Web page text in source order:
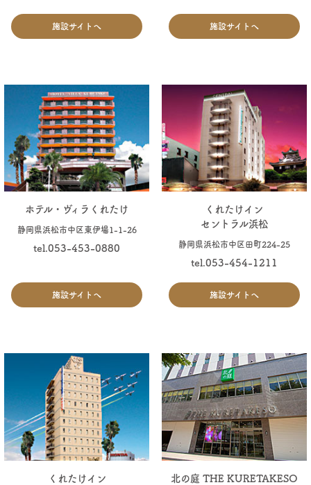
施設サイトへ 施設サイトへ
ホテル・ヴィラくれたけ
静岡県浜松市中区東伊場1-1-26
tel.053-453-0880
施設サイトへ
くれたけイン
セントラル浜松
静岡県浜松市中区田町224-25
tel.053-454-1211
施設サイトへ
くれたけイン
北の庭 THE KURETAKESO